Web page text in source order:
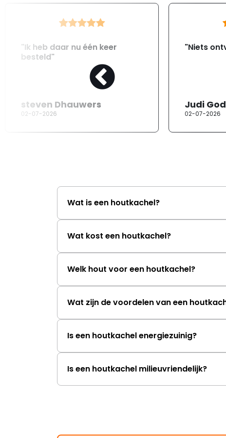
"Ik heb daar nu één keer
besteld"
steven Dhauwers
02-07-2026
"Niets
Judi
02-07-2026
Wat is een houtkachel?
Wat kost een houtkachel?
Welk hout voor een houtkachel?
Wat zijn de voordelen van een
Is een houtkachel energiezuinig?
Is een houtkachel milieuvriendelijk?